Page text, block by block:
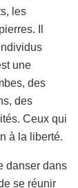
les
Il
une
des
des
Ceux qui
à la liberté.
danser dans
se réunir